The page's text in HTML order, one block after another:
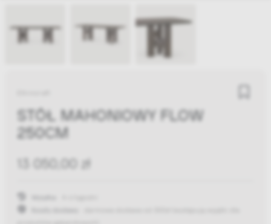
STÓŁ MAHONIOWY FLOW
250CM
13 050,00 zł